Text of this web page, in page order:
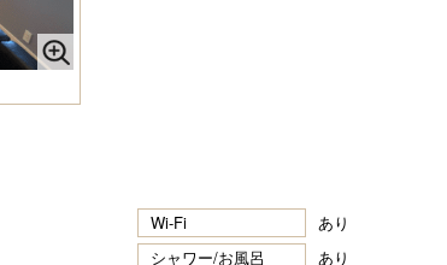
Wi-Fi
あり
シャワー/お風呂 あり